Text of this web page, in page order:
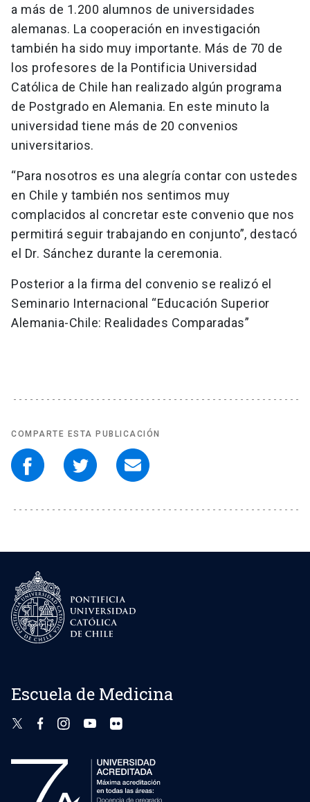
a más de 1.200 alumnos de universidades
alemanas. La cooperación en investigación
también ha sido muy importante. Más de 70 de
los profesores de la Pontificia Universidad
Católica de Chile han realizado algún programa
de Postgrado en Alemania. En este minuto la
universidad tiene más de 20 convenios
universitarios.
“Para nosotros es una alegría contar con ustedes
en Chile y también nos sentimos muy
complacidos al concretar este convenio que nos
permitirá seguir trabajando en conjunto”, destacó
el Dr. Sánchez durante la ceremonia.
Posterior a la firma del convenio se realizó el
Seminario Internacional “Educación Superior
Alemania-Chile: Realidades Comparadas”
COMPARTE ESTA PUBLICACIÓN
Escuela de Medicina